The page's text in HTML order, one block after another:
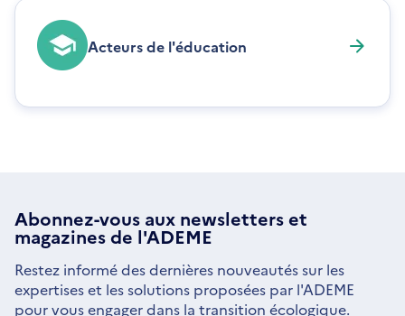
Acteurs de l'éducation
Abonnez-vous aux newsletterset
magazines de l'ADEME
Restez informé des dernières nouveautés sur les
expertises et les solutions proposées par l'ADEME
pour vous engager dans la transition écologique.